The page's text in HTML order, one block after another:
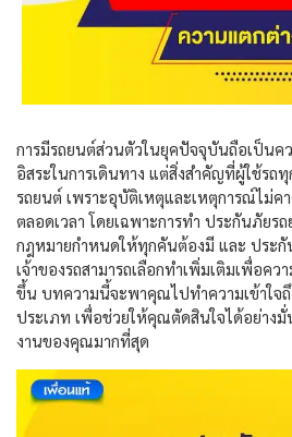
การมีรถยนต์ส่วนตัวในยุคปัจจุบันถือเป็นค
อิสระในการเดินทาง แต่สิ่งสำคัญที่ผู้ใช้รถ
รถยนต์ เพราะอุบัติเหตุและเหตุการณ์ไม่ค
ตลอดเวลา โดยเฉพาะการทำ ประกันภัยร
กฎหมายกำหนดให้ทุกคันต้องมี และ ประกั
เจ้าของรถสามารถเลือกทำเพิ่มเติมเพื่อค
ขึ้น บทความนี้จะพาคุณไปทำความเข้าใจ
ประเภท เพื่อช่วยให้คุณตัดสินใจได้อย่างมั่
งานของคุณมากที่สุด